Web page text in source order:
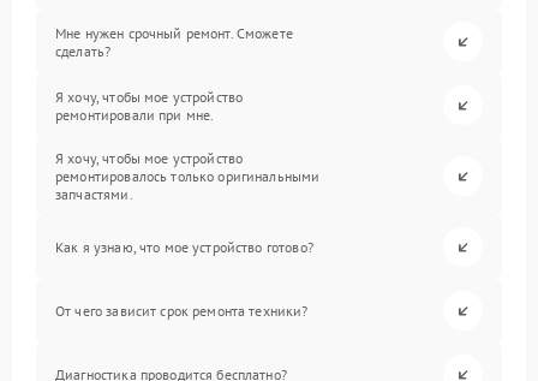
Мне нужен срочный ремонт. Сможете
сделать?
Я хочу, чтобы мое устройство
ремонтировали при мне.
Я хочу, чтобы мое устройство
ремонтировалось только оригинальными
запчастями.
Как я узнаю, что мое устройство готово?
От чего зависит срок ремонта техники?
Диагностика проводится бесплатно?